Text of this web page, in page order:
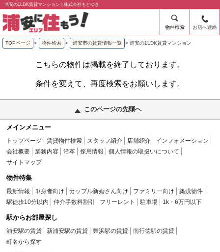
浦安の1LDK賃貸マンション | 株式会社もとゆき
物件検索 お店へ連絡
TOPページ > 物件検索 > 浦安市の賃貸情報一覧 > 浦安の1LDK賃貸マンション
こちらの物件は掲載を終了しております。
条件を変えて、再度検索をお願いします。
このページの先頭へ
メインメニュー
トップページ 賃貸物件検索 スタッフ紹介 店舗紹介
インフォメーション
会社概要
業務内容 沿革 採用情報
個人情報の取扱いについて
サイトマップ
物件特集
最新情報 単身者向け カップル新婚さん向け ファミリー向け
築浅物件
駅徒歩10分以内
仲介手数料割引 フリーレント 駐車場 1k・6万円以下
駅からお部屋探し
浦安駅の賃貸 新浦安駅の賃貸 舞浜駅の賃貸
南行徳駅の賃貸
町名から探す